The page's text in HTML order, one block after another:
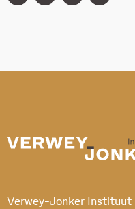
Verwey-Jonker Instituut